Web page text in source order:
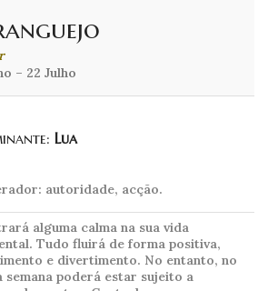
– 22 Julho
Lua
autoridade, acção.
alguma calma na sua vida
Tudo fluirá de forma positiva,
e divertimento. No entanto, no
semana poderá estar sujeito a